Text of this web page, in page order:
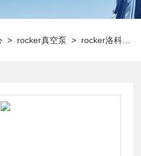
> rocker真空泵 > rocker洛科无油真空泵